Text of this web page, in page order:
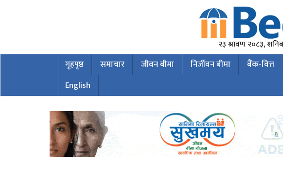
२३ श्रावण २०८३,
गृहपृष्ठ समाचार जीवन बीमा निर्जीवन बीमा बैंक-वित्त
English